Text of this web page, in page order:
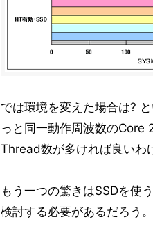
では環境を変えた場合は?
っと同一動作周波数のCore
Thread数が多ければ良いわ
もう一つの驚きはSSDを使
検討する必要があるだろう。